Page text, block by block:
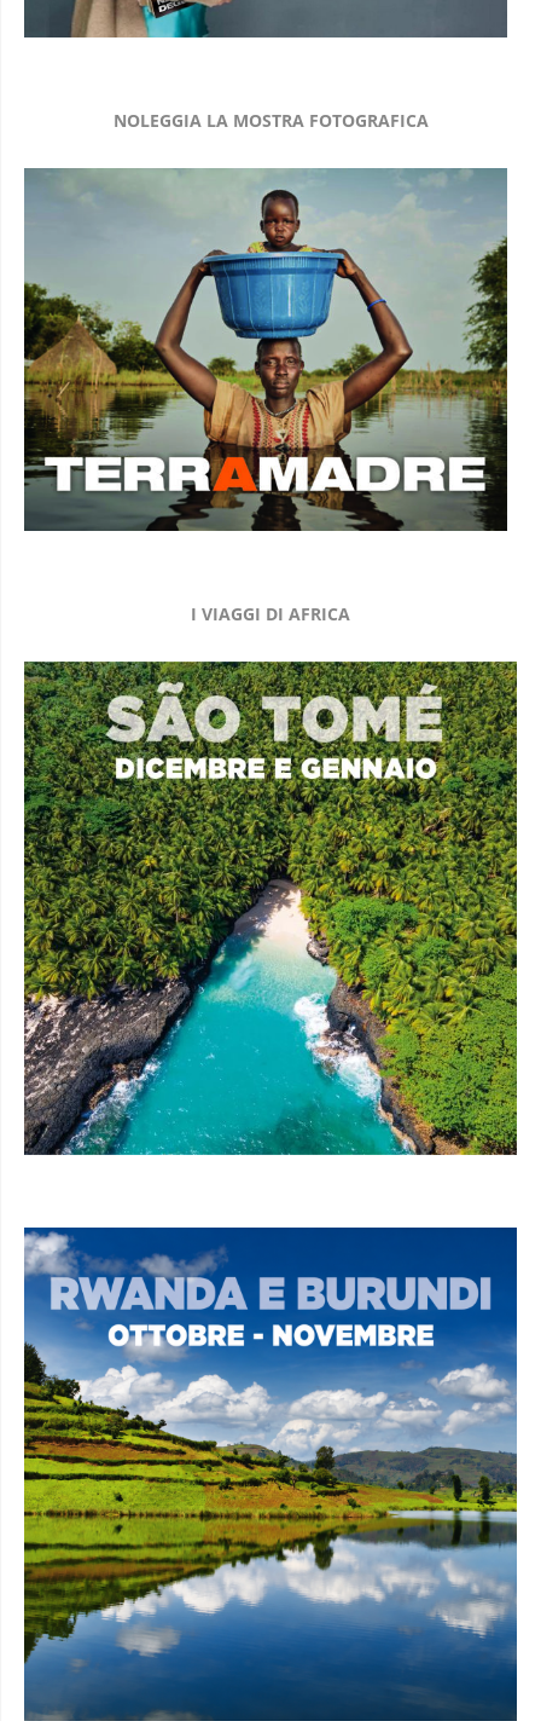
NOLEGGIA LA MOSTRA FOTOGRAFICA
I VIAGGI DI AFRICA